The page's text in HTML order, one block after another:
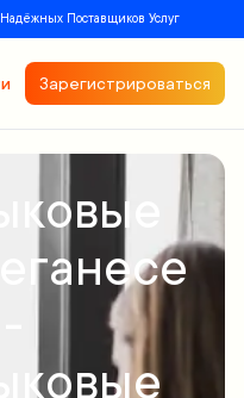
Поставщиков Услуг
Зарегистрироваться